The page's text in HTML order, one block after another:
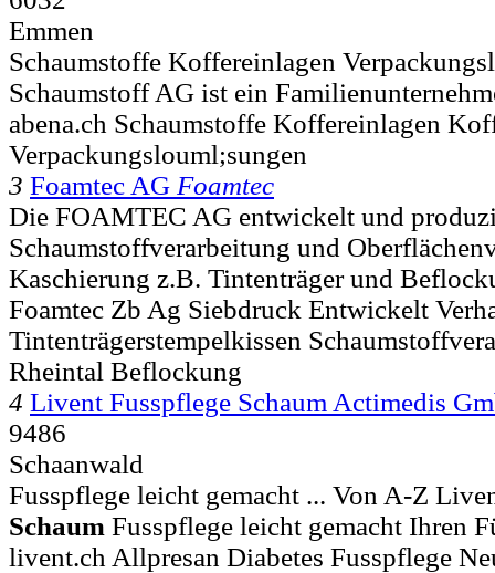
Emmen
Schaumstoffe Koffereinlagen
Schaumstoff AG ist ein
abena.ch Schaumstoffe Koffereinlagen
Verpackungslouml;sungen
3 Foamtec AG Foamtec
Die FOAMTEC AG entwickelt und
Schaumstoffverarbeitung und
Kaschierung z.B. Tintenträger und
Foamtec Zb Ag Siebdruck Entwickelt
Tintenträgerstempelkissen
Rheintal Beflockung
4 Livent Fusspflege Schaum Actimedis
9486
Schaanwald
Fusspflege leicht gemacht ... Von A-Z
Schaum Fusspflege leicht gemacht Ihren
livent.ch Allpresan Diabetes Fusspflege